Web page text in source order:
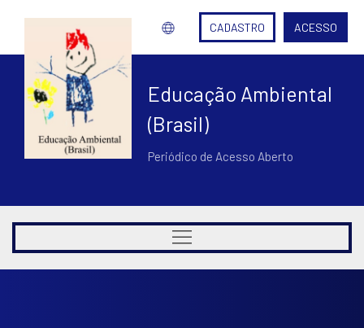
CADASTRO ACESSO
Educação Ambiental
(Brasil)
Periódico de Acesso Aberto